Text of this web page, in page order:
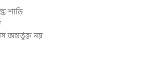
শাড়ি
অন্তর্ভুক্ত নয়